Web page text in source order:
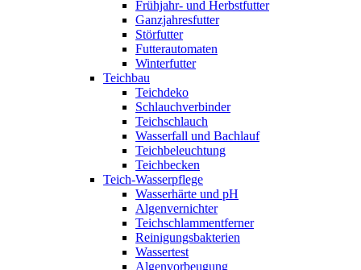
Frühjahr- und Herbstfutter
Ganzjahresfutter
Störfutter
Futterautomaten
Winterfutter
Teichbau
Teichdeko
Schlauchverbinder
Teichschlauch
Wasserfall und Bachlauf
Teichbeleuchtung
Teichbecken
Teich-Wasserpflege
Wasserhärte und pH
Algenvernichter
Teichschlammentferner
Reinigungsbakterien
Wassertest
Algenvorbeugung